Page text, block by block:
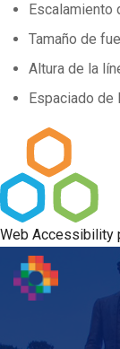
Escalamiento
Tamaño de
Altura de la
Espaciado de
Web Accessibility